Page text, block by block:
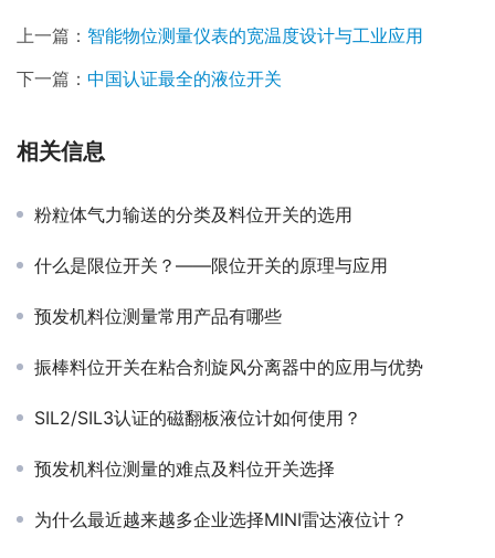
上一篇： 智能物位测量仪表的宽温度设计与工业应用
下一篇： 中国认证最全的液位开关
相关信息
粉粒体气力输送的分类及料位开关的选用
什么是限位开关？——限位开关的原理与应用
预发机料位测量常用产品有哪些
振棒料位开关在粘合剂旋风分离器中的应用与优势
SIL2/SIL3认证的磁翻板液位计如何使用？
预发机料位测量的难点及料位开关选择
为什么最近越来越多企业选择MINI雷达液位计？